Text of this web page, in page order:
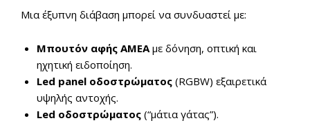
Μια έξυπνη διάβαση μπορεί να συνδυαστεί με:
Μπουτόν αφής ΑΜΕΑμε δόνηση, οπτική και
ηχητική ειδοποίηση.
Led panel οδοστρώματος(RGBW) εξαιρετικά
υψηλής αντοχής.
Led οδοστρώματος(“μάτια γάτας”).